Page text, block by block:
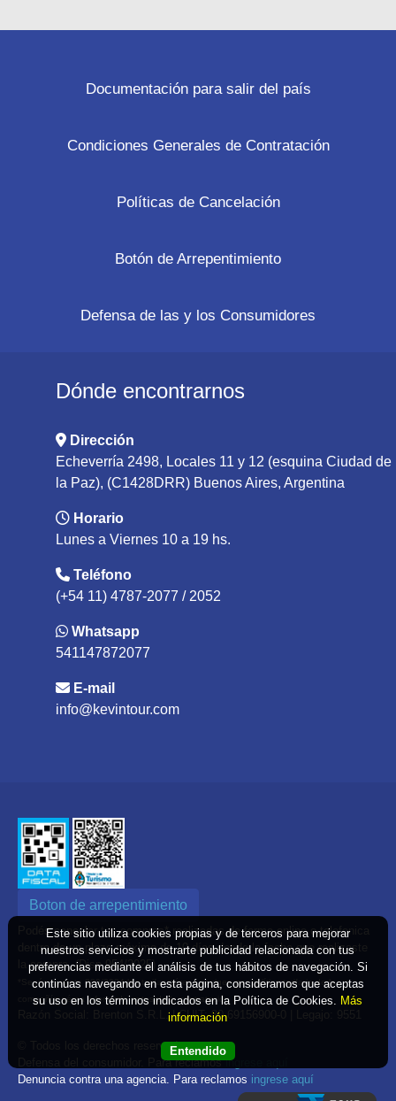
Documentación para salir del país
Condiciones Generales de Contratación
Políticas de Cancelación
Botón de Arrepentimiento
Defensa de las y los Consumidores
Dónde encontrarnos
Dirección
Echeverría 2498, Locales 11 y 12 (esquina Ciudad de
la Paz), (C1428DRR) Buenos Aires, Argentina
Horario
Lunes a Viernes 10 a 19 hs.
Teléfono
(+54 11) 4787-2077 / 2052
Whatsapp
541147872077
E-mail
info@kevintour.com
Boton de arrepentimiento
Podés cancelar tus compras* realizadas de forma online o telefonica
dentro de un plazo máximo de 10 días desde la fecha que realizaste
la compra. (Disp.954/2025)
*Según decreto 809/2024 las tarifas aéreas se rigen por política tarifaria de la
compañía aérea informada antes de la contratación
Razón Social: Brenton S.R.L. | CUIT: 30-69156900-0 | Legajo: 9551
© Todos los derechos reservados
Defensa del consumidor. Para reclamosingrese aquí
Denuncia contra una agencia. Para reclamos ingrese aquí
Este sitio utiliza cookies propias y de terceros para mejorar
nuestros servicios y mostrarte publicidad relacionada con tus
preferencias mediante el análisis de tus hábitos de navegación. Si
continúas navegando en esta página, consideramos que aceptas
su uso en los términos indicados en la Política de Cookies. Más
información
Entendido